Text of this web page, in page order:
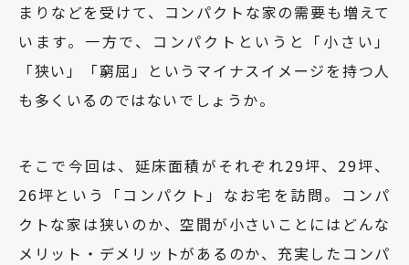
まりなどを受けて、コンパクトな家の需要も増えて
います。一方で、コンパクトというと「小さい」
「狭い」「窮屈」というマイナスイメージを持つ人
も多くいるのではないでしょうか。
そこで今回は、延床面積がそれぞれ29坪、29坪、
26坪という「コンパクト」なお宅を訪問。コンパ
クトな家は狭いのか、空間が小さいことにはどんな
メリット・デメリットがあるのか、充実したコンパ